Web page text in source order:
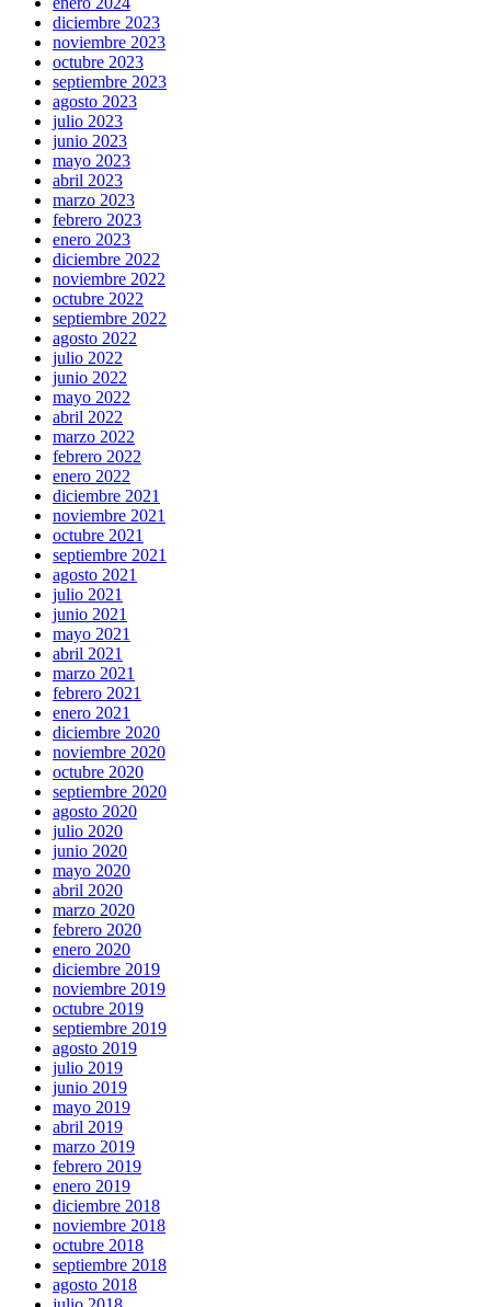
diciembre 2023
noviembre 2023
octubre 2023
septiembre 2023
agosto 2023
julio 2023
junio 2023
mayo 2023
abril 2023
marzo 2023
febrero 2023
enero 2023
diciembre 2022
noviembre 2022
octubre 2022
septiembre 2022
agosto 2022
julio 2022
junio 2022
mayo 2022
abril 2022
marzo 2022
febrero 2022
enero 2022
diciembre 2021
noviembre 2021
octubre 2021
septiembre 2021
agosto 2021
julio 2021
junio 2021
mayo 2021
abril 2021
marzo 2021
febrero 2021
enero 2021
diciembre 2020
noviembre 2020
octubre 2020
septiembre 2020
agosto 2020
julio 2020
junio 2020
mayo 2020
abril 2020
marzo 2020
febrero 2020
enero 2020
diciembre 2019
noviembre 2019
octubre 2019
septiembre 2019
agosto 2019
julio 2019
junio 2019
mayo 2019
abril 2019
marzo 2019
febrero 2019
enero 2019
diciembre 2018
noviembre 2018
octubre 2018
septiembre 2018
agosto 2018